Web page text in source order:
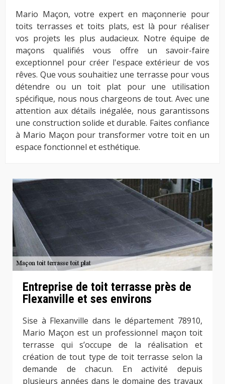
Mario Maçon, votre expert en maçonnerie pour
toits terrasses et toits plats, est là pour réaliser
vos projets les plus audacieux. Notre équipe de
maçons qualifiés vous offre un savoir-faire
exceptionnel pour créer l'espace extérieur de vos
rêves. Que vous souhaitiez une terrasse pour vous
détendre ou un toit plat pour une utilisation
spécifique, nous nous chargeons de tout. Avec une
attention aux détails inégalée, nous garantissons
une construction solide et durable. Faites confiance
à Mario Maçon pour transformer votre toit en un
espace fonctionnel et esthétique.
Entreprise de toit terrasse près de
Flexanville et ses environs
Sise à Flexanville dans le département 78910,
Mario Maçon est un professionnel maçon toit
terrasse qui s’occupe de la réalisation et
création de tout type de toit terrasse selon la
demande de chacun. En activité depuis
plusieurs années dans le domaine des travaux